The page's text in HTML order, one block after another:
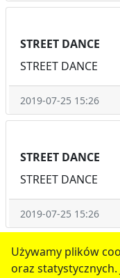
Używamy plików
oraz statystycznych.
STREET DANCE
STREET DANCE
2019-07-25 15:26
STREET DANCE
STREET DANCE
2019-07-25 15:26
1 2